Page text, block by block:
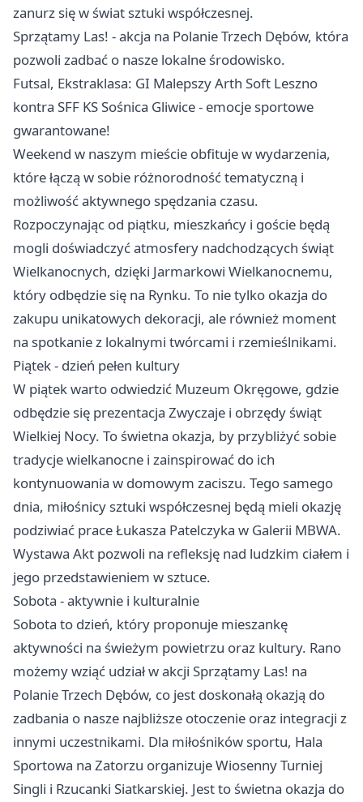
zanurz się w świat sztuki współczesnej.
Sprzątamy Las! - akcja na Polanie Trzech Dębów, która
pozwoli zadbać o nasze lokalne środowisko.
Futsal, Ekstraklasa: GI Malepszy Arth Soft Leszno
kontra SFF KS Sośnica Gliwice- emocje sportowe
gwarantowane!
Weekend w naszym mieście obfituje w wydarzenia,
które łączą w sobie różnorodność tematyczną i
możliwość aktywnego spędzania czasu.
Rozpoczynając od piątku, mieszkańcy i goście będą
mogli doświadczyć atmosfery nadchodzących świąt
Wielkanocnych, dzięki Jarmarkowi Wielkanocnemu,
który odbędzie się na Rynku. To nie tylko okazja do
zakupu unikatowych dekoracji, ale również moment
na spotkanie z lokalnymi twórcami i rzemieślnikami.
Piątek - dzień pełen kultury
W piątek warto odwiedzić Muzeum Okręgowe, gdzie
odbędzie się prezentacja Zwyczaje i obrzędy świąt
Wielkiej Nocy. To świetna okazja, by przybliżyć sobie
tradycje wielkanocne i zainspirować do ich
kontynuowania w domowym zaciszu. Tego samego
dnia, miłośnicy sztuki współczesnej będą mieli okazję
podziwiać prace Łukasza Patelczyka w Galerii MBWA.
Wystawa Akt pozwoli na refleksję nad ludzkim ciałem i
jego przedstawieniem w sztuce.
Sobota - aktywnie i kulturalnie
Sobota to dzień, który proponuje mieszankę
aktywności na świeżym powietrzu oraz kultury. Rano
możemy wziąć udział w akcji Sprzątamy Las! na
Polanie Trzech Dębów, co jest doskonałą okazją do
zadbania o nasze najbliższe otoczenie oraz integracji z
innymi uczestnikami. Dla miłośników sportu, Hala
Sportowa na Zatorzu organizuje Wiosenny Turniej
Singli i Rzucanki Siatkarskiej. Jest to świetna okazja do